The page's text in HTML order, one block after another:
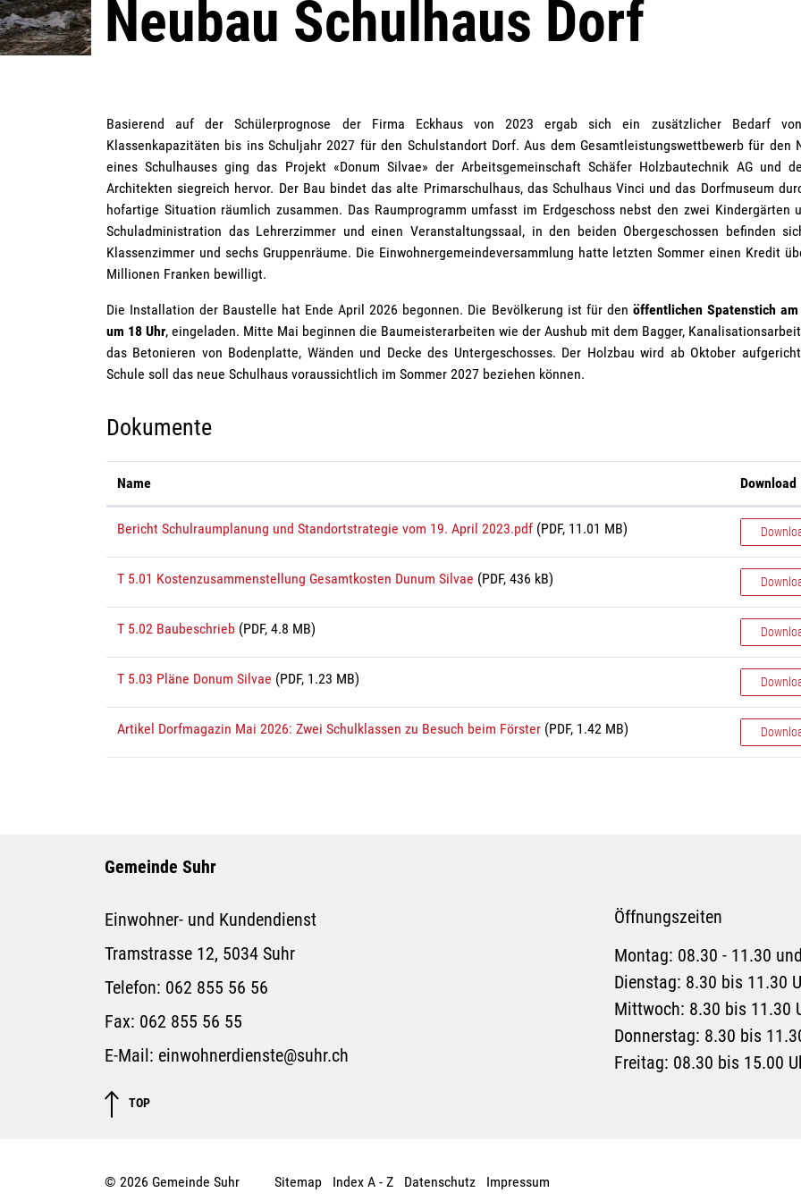
Neubau Schulhaus Dorf
Basierend auf der Schülerprognose der Firma Eckhaus von 2023 ergab sich ein zusätzlicher Bedarf
Klassenkapazitäten bis ins Schuljahr 2027 für den Schulstandort Dorf. Aus dem Gesamtleistungswettbewerb für den
eines Schulhauses ging das Projekt «Donum Silvae» der Arbeitsgemeinschaft Schäfer Holzbautechnik AG und
Architekten siegreich hervor. Der Bau bindet das alte Primarschulhaus, das Schulhaus Vinci und das Dorfmuseum
hofartige Situation räumlich zusammen. Das Raumprogramm umfasst im Erdgeschoss nebst den zwei Kindergärten
Schuladministration das Lehrerzimmer und einen Veranstaltungssaal, in den beiden Obergeschossen befinden
Klassenzimmer und sechs Gruppenräume. Die Einwohnergemeindeversammlung hatte letzten Sommer einen Kredit
Millionen Franken bewilligt.
Die Installation der Baustelle hat Ende April 2026 begonnen. Die Bevölkerung ist für den öffentlichen Spatenstich
um 18 Uhr, eingeladen. Mitte Mai beginnen die Baumeisterarbeiten wie der Aushub mit dem Bagger,
das Betonieren von Bodenplatte, Wänden und Decke des Untergeschosses. Der Holzbau wird ab Oktober
Schule soll das neue Schulhaus voraussichtlich im Sommer 2027 beziehen können.
Dokumente
Name Download
Bericht Schulraumplanung und Standortstrategie vom 19. April 2023.pdf (PDF, 11.01 MB)
T 5.01 Kostenzusammenstellung Gesamtkosten Dunum Silvae (PDF, 436 kB)
T 5.02 Baubeschrieb (PDF, 4.8 MB)
T 5.03 Pläne Donum Silvae (PDF, 1.23 MB)
Artikel Dorfmagazin Mai 2026: Zwei Schulklassen zu Besuch beim Förster (PDF, 1.42 MB)
Gemeinde Suhr
Einwohner- und Kundendienst
Tramstrasse 12, 5034 Suhr
Telefon: 062 855 56 56
Fax: 062 855 56 55
E-Mail: einwohnerdienste@suhr.ch
Öffnungszeiten
Montag: 08.30 - 11.30
Dienstag: 8.30 bis 11.30
Mittwoch: 8.30 bis 11.30
Donnerstag: 8.30 bis
Freitag: 08.30 bis 15.00
TOP
© 2026 Gemeinde Suhr Toolbar
Sitemap Index A - Z Datenschutz Impressum